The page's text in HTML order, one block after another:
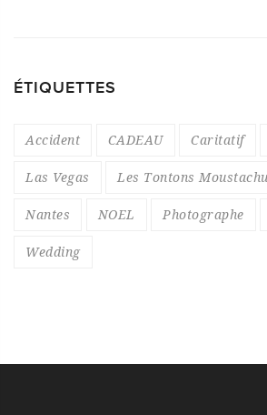
ÉTIQUETTES
Accident CADEAU Caritatif
Las Vegas Les Tontons
Nantes NOEL Photographe
Wedding